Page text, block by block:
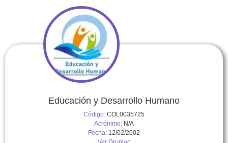
Educación y Desarrollo Humano
Código: COL0035725
Acrónimo: N/A
Fecha: 12/02/2002